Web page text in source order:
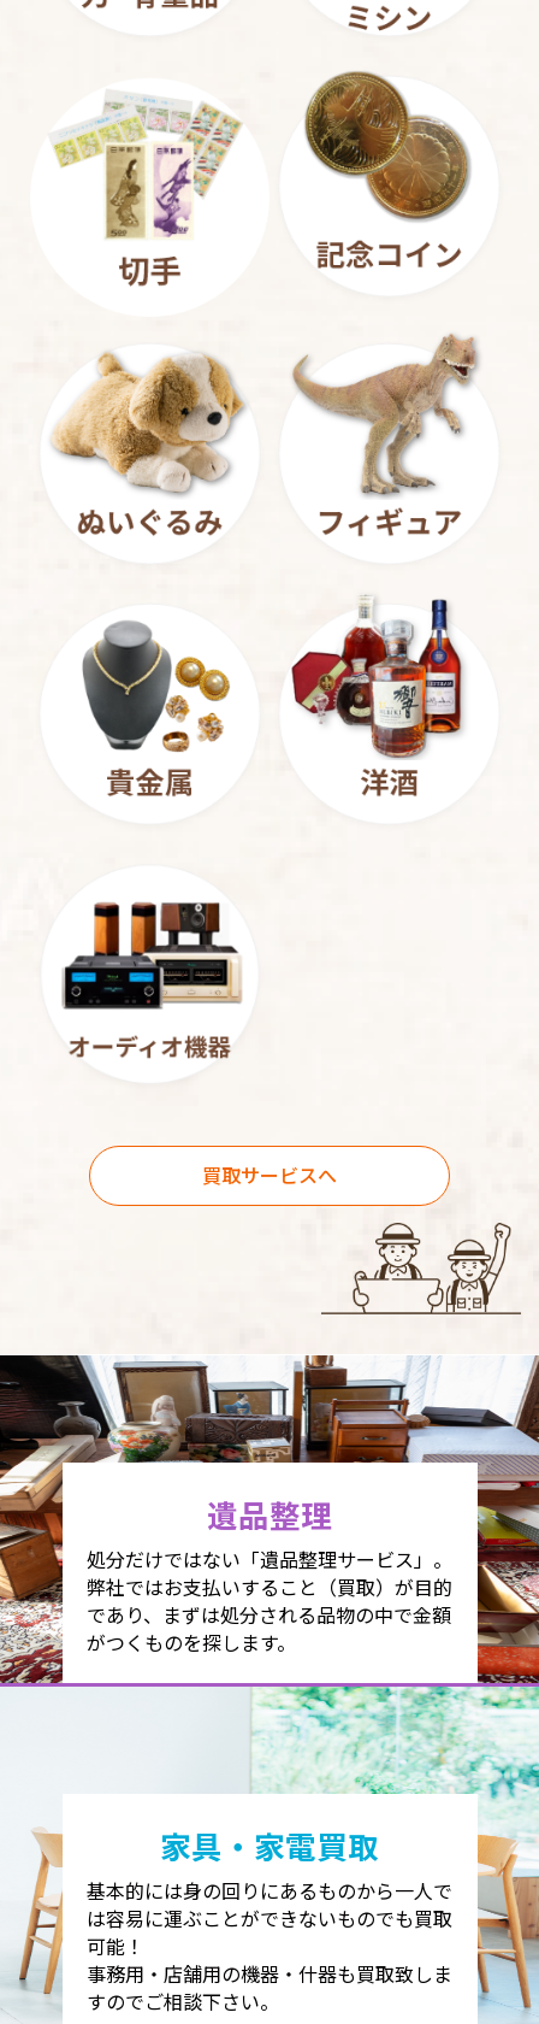
買取サービスへ
遺品整理
処分だけではない「遺品整理サービス」。
弊社ではお支払いすること（買取）が目的
であり、まずは処分される品物の中で金額
がつくものを探します。
家具・家電買取
基本的には身の回りにあるものから一人で
は容易に運ぶことができないものでも買取
可能！
事務用・店舗用の機器・什器も買取致しま
すのでご相談下さい。